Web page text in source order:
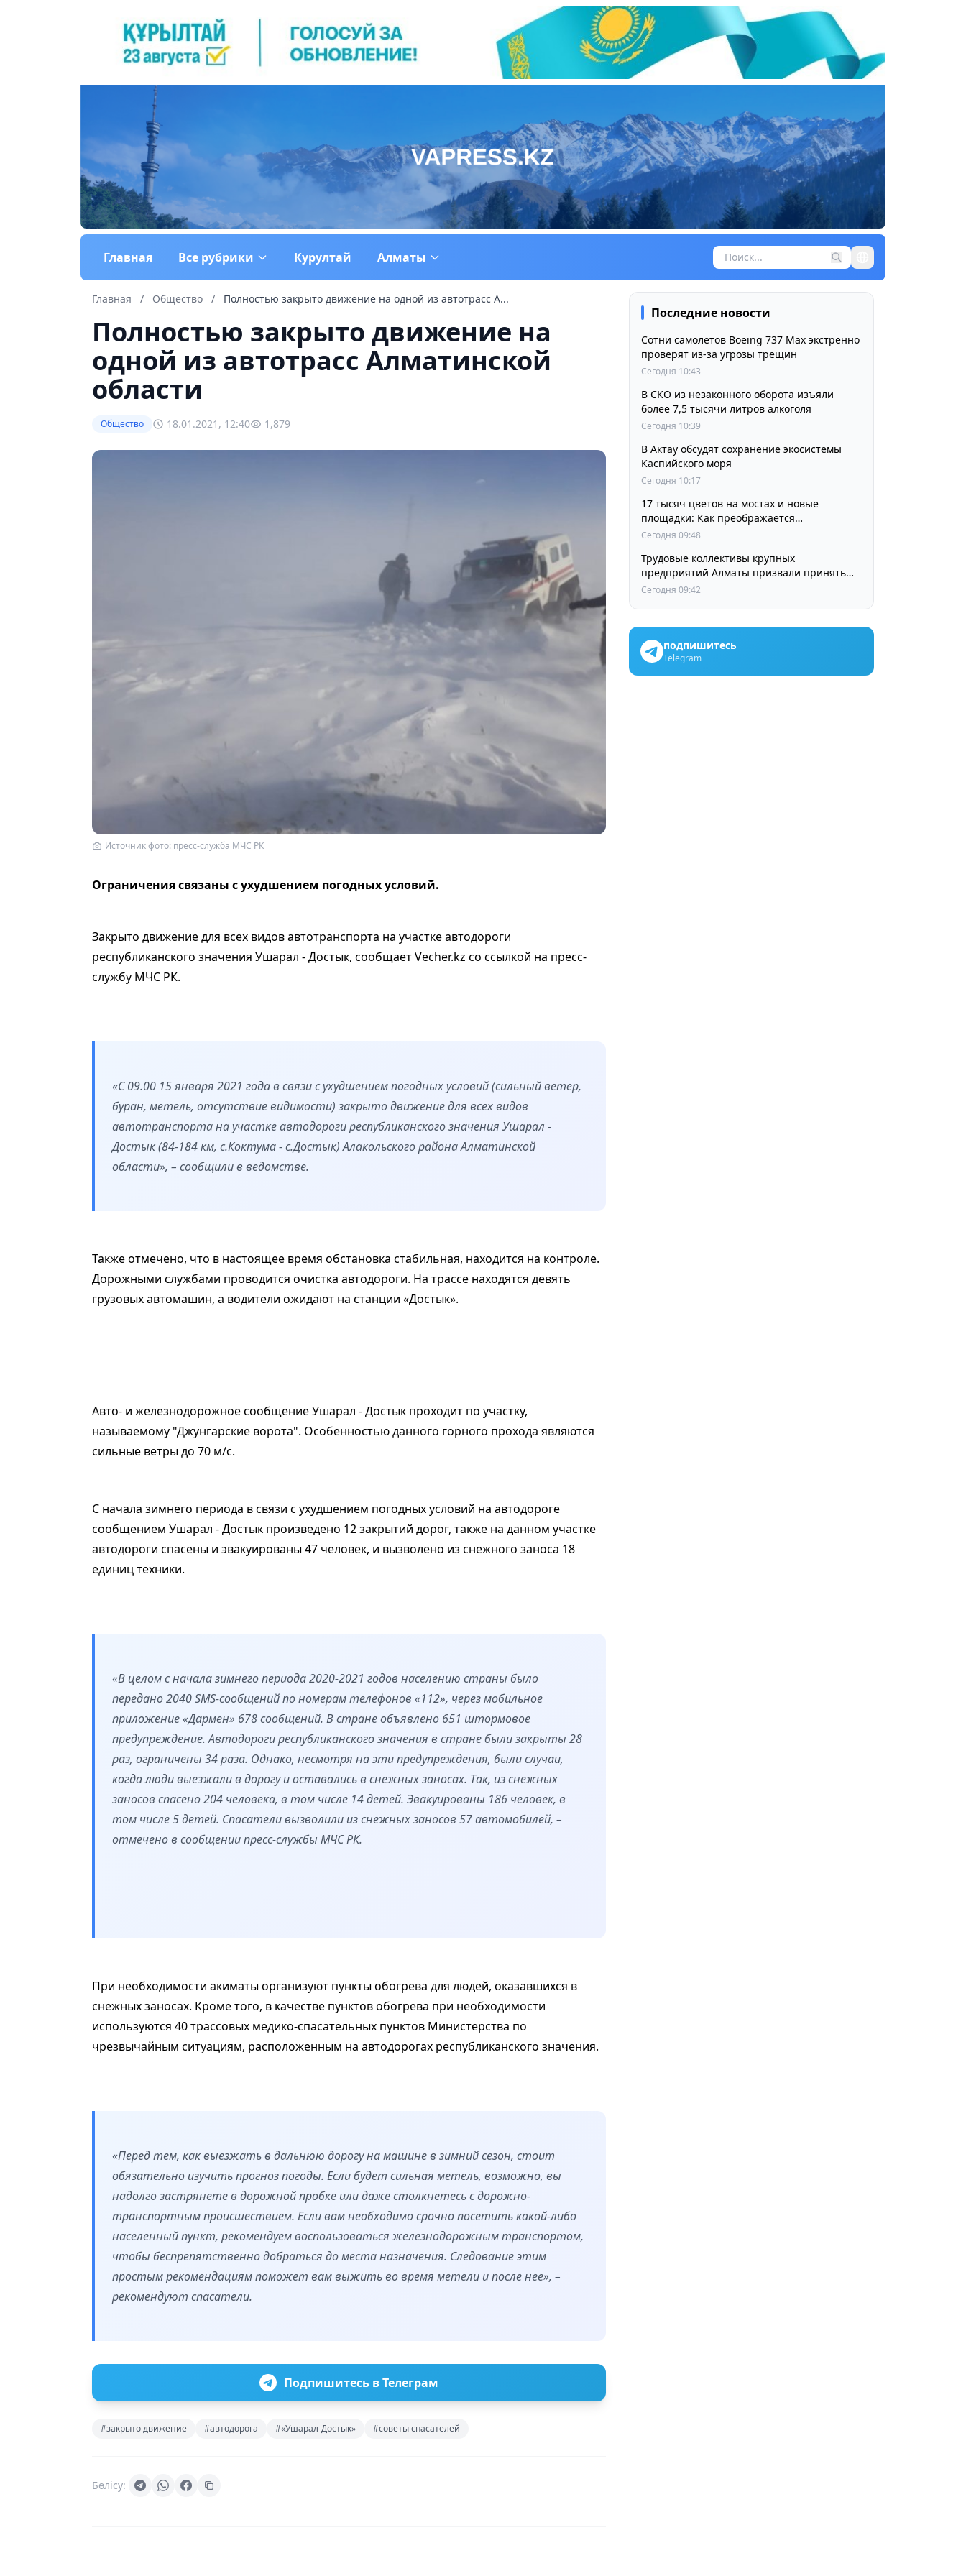
Главная Все рубрики Курултай Алматы
Главная / Общество / Полностью закрыто движение на одной из автотрасс А...
Полностью закрыто движение на
одной из автотрасс Алматинской
области
Общество 18.01.2021, 12:40 1,879
Источник фото: пресс-служба МЧС РК
Ограничения связаны с ухудшением погодных условий.
Закрыто движение для всех видов автотранспорта на участке автодороги
республиканского значения Ушарал - Достык, сообщает Vecher.kz со ссылкой на пресс-
службу МЧС РК.
«С 09.00 15 января 2021 года в связи с ухудшением погодных условий (сильный ветер,
буран, метель, отсутствие видимости) закрыто движение для всех видов
автотранспорта на участке автодороги республиканского значения Ушарал -
Достык (84-184 км, с.Коктума - с.Достык) Алакольского района Алматинской
области», – сообщили в ведомстве.
Также отмечено, что в настоящее время обстановка стабильная, находится на контроле.
Дорожными службами проводится очистка автодороги. На трассе находятся девять
грузовых автомашин, а водители ожидают на станции «Достык».
Авто- и железнодорожное сообщение Ушарал - Достык проходит по участку,
называемому "Джунгарские ворота". Особенностью данного горного прохода являются
сильные ветры до 70 м/с.
С начала зимнего периода в связи с ухудшением погодных условий на автодороге
сообщением Ушарал - Достык произведено 12 закрытий дорог, также на данном участке
автодороги спасены и эвакуированы 47 человек, и вызволено из снежного заноса 18
единиц техники.
«В целом с начала зимнего периода 2020-2021 годов населению страны было
передано 2040 SMS-сообщений по номерам телефонов «112», через мобильное
приложение «Дармен» 678 сообщений. В стране объявлено 651 штормовое
предупреждение. Автодороги республиканского значения в стране были закрыты 28
раз, ограничены 34 раза. Однако, несмотря на эти предупреждения, были случаи,
когда люди выезжали в дорогу и оставались в снежных заносах. Так, из снежных
заносов спасено 204 человека, в том числе 14 детей. Эвакуированы 186 человек, в
том числе 5 детей. Спасатели вызволили из снежных заносов 57 автомобилей, –
отмечено в сообщении пресс-службы МЧС РК.
При необходимости акиматы организуют пункты обогрева для людей, оказавшихся в
снежных заносах. Кроме того, в качестве пунктов обогрева при необходимости
используются 40 трассовых медико-спасательных пунктов Министерства по
чрезвычайным ситуациям, расположенным на автодорогах республиканского значения.
«Перед тем, как выезжать в дальнюю дорогу на машине в зимний сезон, стоит
обязательно изучить прогноз погоды. Если будет сильная метель, возможно, вы
надолго застрянете в дорожной пробке или даже столкнетесь с дорожно-
транспортным происшествием. Если вам необходимо срочно посетить какой-либо
населенный пункт, рекомендуем воспользоваться железнодорожным транспортом,
чтобы беспрепятственно добраться до места назначения. Следование этим
простым рекомендациям поможет вам выжить во время метели и после нее», –
рекомендуют спасатели.
Подпишитесь в Телеграм
#закрыто движение #автодорога #«Ушарал-Достык» #советы спасателей
Бөлісу:
Последние новости
Сотни самолетов Boeing 737 Max экстренно
проверят из-за угрозы трещин
Сегодня 10:43
В СКО из незаконного оборота изъяли
более 7,5 тысячи литров алкоголя
Сегодня 10:39
В Актау обсудят сохранение экосистемы
Каспийского моря
Сегодня 10:17
17 тысяч цветов на мостах и новые
площадки: Как преображается
Наурызбайский район
Сегодня 09:48
Трудовые коллективы крупных
предприятий Алматы призвали принять
участие в выборах членов Курултая
Сегодня 09:42
подпишитесь
Telegram